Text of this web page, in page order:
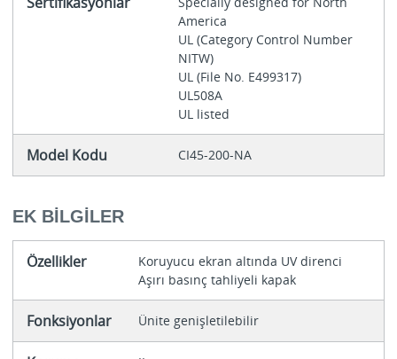
America
UL (Category Control Number
NITW)
UL (File No. E499317)
UL508A
UL listed
Model Kodu CI45-200-NA
EK BILGILER
Özellikler
Koruyucu ekran altında UV direnci
Aşırı basınç tahliyeli kapak
Fonksiyonlar Ünite genişletilebilir